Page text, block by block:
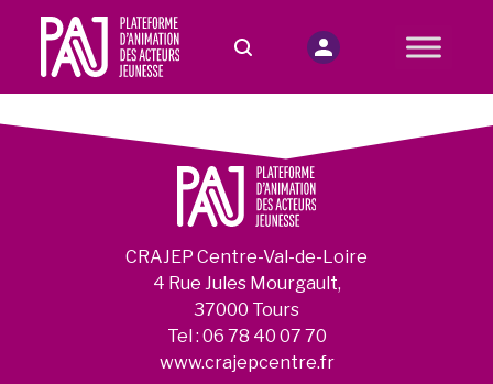
CRAJEP Centre-Val-de-Loire
4 Rue Jules Mourgault,
37000 Tours
Tel : 06 78 40 07 70
www.crajepcentre.fr